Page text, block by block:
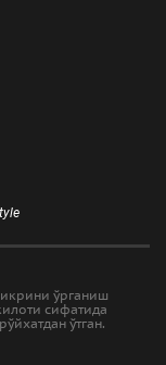
ўрганиш
сифатида
ўтган.